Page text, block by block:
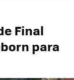
Final
para